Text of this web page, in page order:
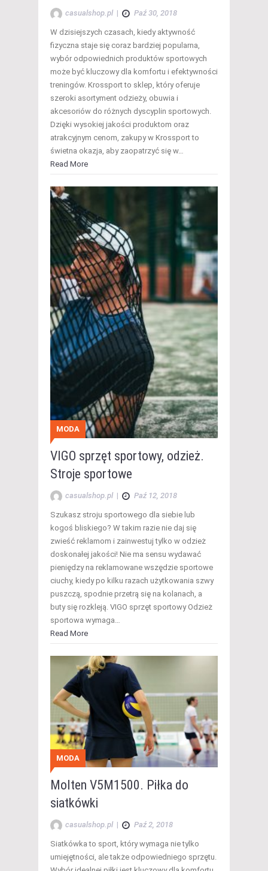
casualshop.pl | Paź 30, 2018
W dzisiejszych czasach, kiedy aktywność
fizyczna staje się coraz bardziej popularna,
wybór odpowiednich produktów sportowych
może być kluczowy dla komfortu i efektywności
treningów. Krossport to sklep, który oferuje
szeroki asortyment odzieży, obuwia i
akcesoriów do różnych dyscyplin sportowych.
Dzięki wysokiej jakości produktom oraz
atrakcyjnym cenom, zakupy w Krossport to
świetna okazja, aby zaopatrzyć się w…
Read More
MODA
VIGO sprzęt sportowy, odzież.
Stroje sportowe
casualshop.pl | Paź 12, 2018
Szukasz stroju sportowego dla siebie lub
kogoś bliskiego? W takim razie nie daj się
zwieść reklamom i zainwestuj tylko w odzież
doskonałej jakości! Nie ma sensu wydawać
pieniędzy na reklamowane wszędzie sportowe
ciuchy, kiedy po kilku razach użytkowania szwy
puszczą, spodnie przetrą się na kolanach, a
buty się rozkleją. VIGO sprzęt sportowy Odzież
sportowa wymaga…
Read More
MODA
Molten V5M1500. Piłka do
siatkówki
casualshop.pl | Paź 2, 2018
Siatkówka to sport, który wymaga nie tylko
umiejętności, ale także odpowiedniego sprzętu.